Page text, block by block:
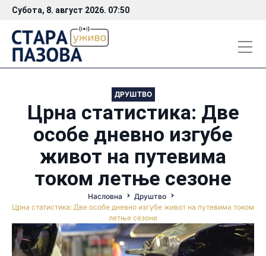
Субота, 8. август 2026. 07:50
ДРУШТВО
Црна статистика: Две
особе дневно изгубе
живот на путевима
током летње сезоне
Насловна
Друштво
Црна статистика: Две особе дневно изгубе живот на путевима током
летње сезоне